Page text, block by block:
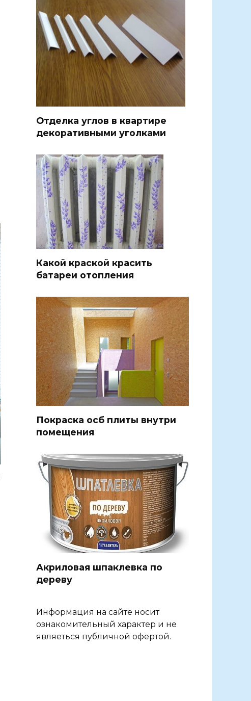
Отделка углов в квартире
декоративными уголками
Какой краской красить
батареи отопления
Покраска осб плиты внутри
помещения
Акриловая шпаклевка по
дереву
Информация на сайте носит
ознакомительный характер и не
являеться публичной офертой.